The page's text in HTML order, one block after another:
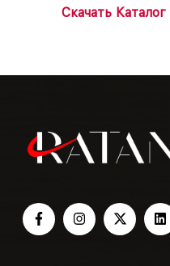
Скачать Каталог